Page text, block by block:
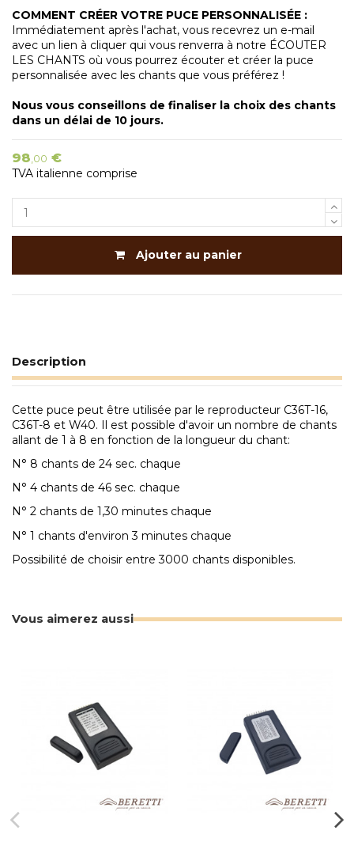
COMMENT CRÉER VOTRE PUCE PERSONNALISÉE :
Immédiatement après l'achat, vous recevrez un e-mail
avec un lien à cliquer qui vous renverra à notre ÉCOUTER
LES CHANTS où vous pourrez écouter et créer la puce
personnalisée avec les chants que vous préférez !
Nous vous conseillons de finaliser la choix des chants
dans un délai de 10 jours.
98,00 €
TVA italienne comprise
Ajouter au panier
Description
Cette puce peut être utilisée par le reproducteur C36T-16,
C36T-8 et W40. Il est possible d'avoir un nombre de chants
allant de 1 à 8 en fonction de la longueur du chant:
N° 8 chants de 24 sec. chaque
N° 4 chants de 46 sec. chaque
N° 2 chants de 1,30 minutes chaque
N° 1 chants d'environ 3 minutes chaque
Possibilité de choisir entre 3000 chants disponibles.
Vous aimerez aussi